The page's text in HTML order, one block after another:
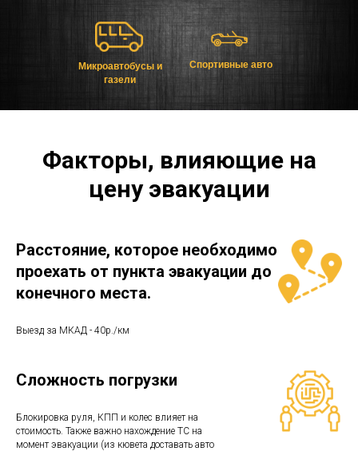
Микроавтобусы и
газели
Спортивные авто
Факторы, влияющие на
цену эвакуации
Расстояние, которое необходимо
проехать от пункта эвакуации до
конечного места.
Выезд за МКАД - 40р./км
Сложность погрузки
Блокировка руля, КПП и колес влияет на
стоимость. Также важно нахождение ТС на
момент эвакуации (из кювета доставать авто